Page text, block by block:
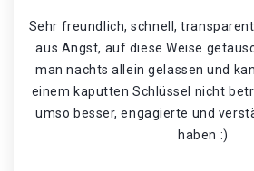
Sehr freundlich, schnell,
aus Angst, auf diese Weise
man nachts allein gelassen und
einem kaputten Schlüssel nicht
umso besser, engagierte und
haben :)